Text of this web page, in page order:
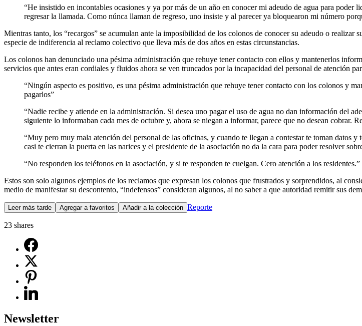
“He insistido en incontables ocasiones y ya por más de un año en conocer mi adeudo de agua para
regresar la llamada. Como núnca llaman de regreso, uno insiste y al parecer ya bloquearon mi número
Mientras tanto, los “recargos” se acumulan ante la imposibilidad de los colonos de conocer su adeudo o realizar
especie de indiferencia al reclamo colectivo que lleva más de dos años en estas circunstancias.
Los colonos han denunciado una pésima administración que rehuye tener contacto con ellos y mantenerlos
servicios que antes eran cordiales y fluidos ahora se ven truncados por la incapacidad del personal de atención
“Ningún aspecto es positivo, es una pésima administración que rehuye tener contacto con los colonos y
pagarlos”
“Nadie recibe y atiende en la administración. Si desea uno pagar el uso de agua no dan información del
siguiente lo informaban cada mes de octubre y, ahora se niegan a informar, parece que no desean cobrar.
“Muy pero muy mala atención del personal de las oficinas, y cuando te llegan a contestar te toman datos
casi te cierran la puerta en las narices y el presidente de la asociación no da la cara para poder resolver
“No responden los teléfonos en la asociación, y si te responden te cuelgan. Cero atención a los residentes.”
Estos son solo algunos ejemplos de los reclamos que expresan los colonos que frustrados y sorprendidos, al
medio de manifestar su descontento, “indefensos” consideran algunos, al no saber a que autoridad remitir sus
Leer más tarde Agregar a favoritos Añadir a la colección Reporte
23 shares
Newsletter